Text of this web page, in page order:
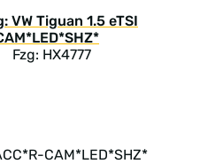
Fzg: HX4777
CAM*LED*SHZ*